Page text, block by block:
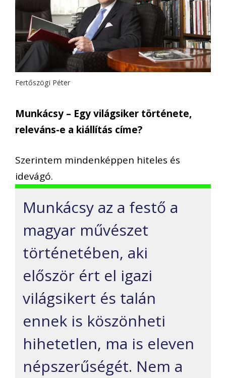
Fertőszögi Péter
Munkácsy – Egy világsiker története,
releváns-e a kiállítás címe?
Szerintem mindenképpen hiteles és
idevágó.
Munkácsy az a festő a
magyar művészet
történetében, aki
először ért el igazi
világsikert és talán
ennek is köszönheti
hihetetlen, ma is eleven
népszerűségét. Nem a